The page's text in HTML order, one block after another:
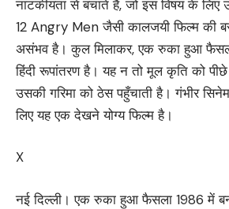
नाटकीयता से बचाते हैं, जो इस विषय के लिए
12 Angry Men जैसी कालजयी फिल्म की
असंभव है। कुल मिलाकर, एक रुका हुआ
हिंदी रूपांतरण है। यह न तो मूल कृति को
उसकी गरिमा को ठेस पहुँचाती है। गंभीर
लिए यह एक देखने योग्य फिल्म है।
X
नई दिल्ली। एक रुका हुआ फैसला 1986 में